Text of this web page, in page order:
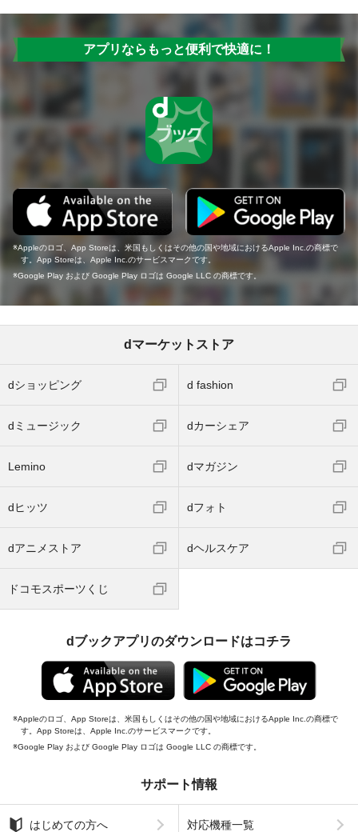
アプリならもっと便利で快適に！
Appleのロゴ、App Storeは、米国もしくはその他の国や地域におけるApple Inc.の商標で
す。App Storeは、Apple Inc.のサービスマークです。
Google Play および Google Play ロゴは Google LLC の商標です。
dマーケットストア
dショッピング d fashion
dミュージック dカーシェア
Lemino dマガジン
dヒッツ dフォト
dアニメストア dヘルスケア
ドコモスポーツくじ
dブックアプリのダウンロードはコチラ
Appleのロゴ、App Storeは、米国もしくはその他の国や地域におけるApple Inc.の商標で
す。App Storeは、Apple Inc.のサービスマークです。
Google Play および Google Play ロゴは Google LLC の商標です。
サポート情報
はじめての方へ 対応機種一覧